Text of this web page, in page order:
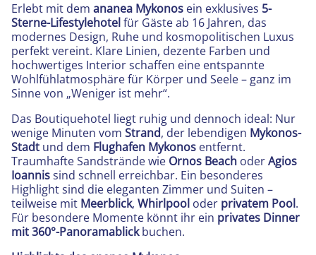
Erlebt mit dem ananea Mykonos ein exklusives 5-
Sterne-Lifestylehotelfür Gäste ab 16 Jahren, das
modernes Design, Ruhe und kosmopolitischen Luxus
perfekt vereint. Klare Linien, dezente Farben und
hochwertiges Interior schaffen eine entspannte
Wohlfühlatmosphäre für Körper und Seele – ganz im
Sinne von „Weniger ist mehr“.
Das Boutiquehotel liegt ruhig und dennoch ideal: Nur
wenige Minuten vom Strand, der lebendigen Mykonos-
Stadt und dem Flughafen Mykonos entfernt.
Traumhafte Sandstrände wie Ornos Beach oderAgios
Ioannissind schnell erreichbar. Ein besonderes
Highlight sind die eleganten Zimmer und Suiten –
teilweise mit Meerblick, Whirlpool oder privatem Pool.
Für besondere Momente könnt ihr ein privates Dinner
mit 360°-Panoramablickbuchen.